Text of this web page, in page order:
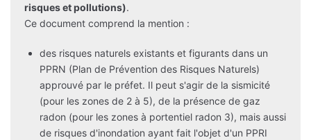
risques et pollutions).
Ce document comprend la mention :
des risques naturels existants et figurants dans un
PPRN (Plan de Prévention des Risques Naturels)
approuvé par le préfet. Il peut s'agir de la sismicité
(pour les zones de 2 à 5), de la présence de gaz
radon (pour les zones à portentiel radon 3), mais aussi
de risques d'inondation ayant fait l'objet d'un PPRI